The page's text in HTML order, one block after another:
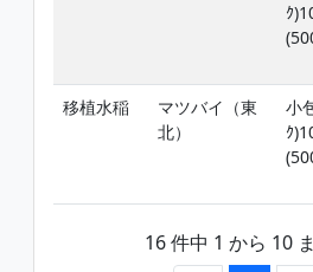
ｸ
移植水稲
マツバイ（東
北）
小
ｸ
16 件中 1 から 10